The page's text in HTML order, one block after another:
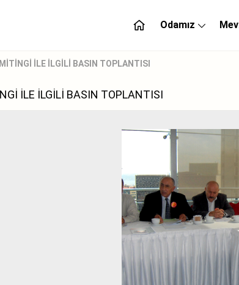
Odamız
İLE İLGİLİ BASIN TOPLANTISI
İLE İLGİLİ BASIN TOPLANTISI